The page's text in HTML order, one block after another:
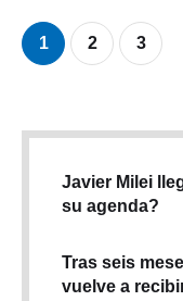
1 2 3
Javier Milei
su agenda?
Tras seis
vuelve a